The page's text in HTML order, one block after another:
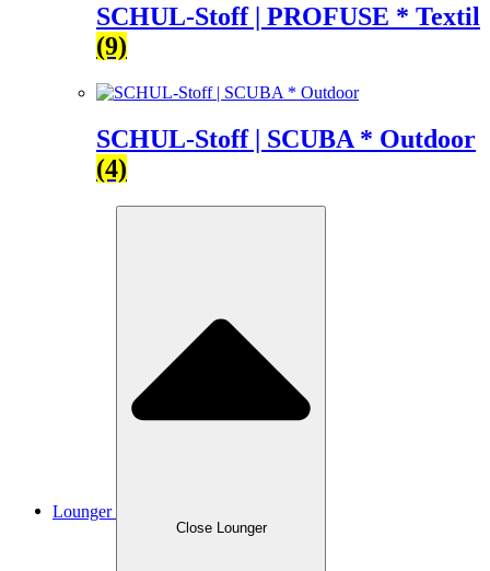
SCHUL-Stoff | PROFUSE * Textil
(9)
SCHUL-Stoff | SCUBA * Outdoor
(4)
Lounger
Close Lounger